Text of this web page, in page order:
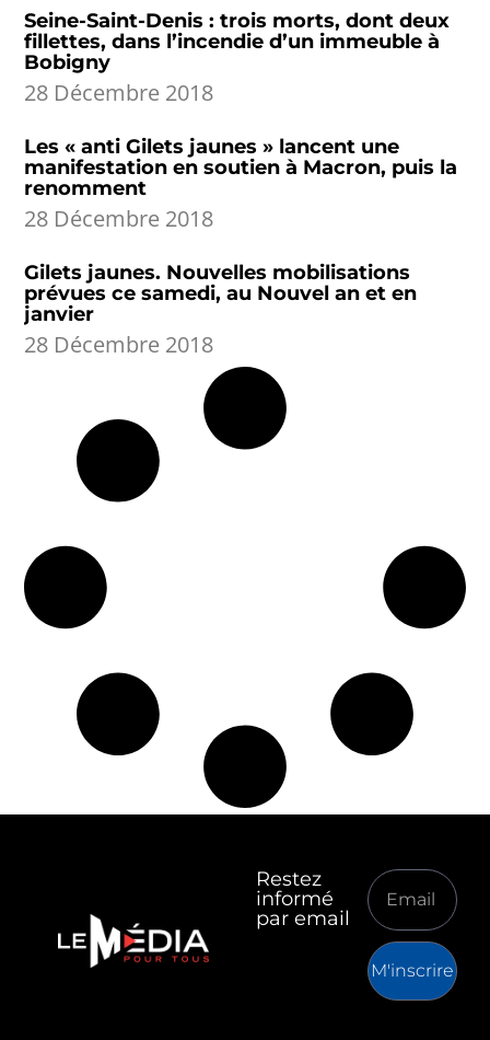
Seine-Saint-Denis : trois morts, dont deux
fillettes, dans l’incendie d’un immeuble à
Bobigny
28 Décembre 2018
Les « anti Gilets jaunes » lancent une
manifestation en soutien à Macron, puis la
renomment
28 Décembre 2018
Gilets jaunes. Nouvelles mobilisations
prévues ce samedi, au Nouvel an et en
janvier
28 Décembre 2018
Restez
informé
par email
M'inscrire